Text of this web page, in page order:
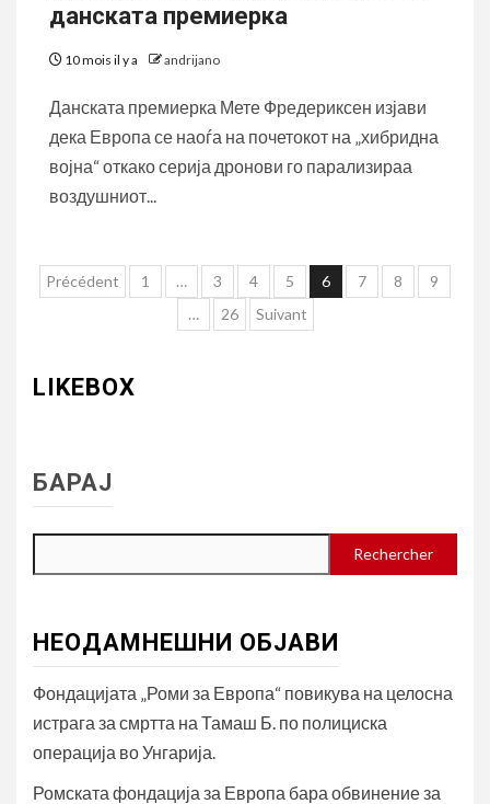
данската премиерка
10 mois il y a andrijano
Данската премиерка Мете Фредериксен изјави
дека Европа се наоѓа на почетокот на „хибридна
војна“ откако серија дронови го парализираа
воздушниот...
Pagination
Précédent 1 … 3 4 5 6 7 8
9
…
26 Suivant
LIKEBOX
БАРАЈ
Rechercher
НЕОДАМНЕШНИ ОБЈАВИ
Фондацијата „Роми за Европа“ повикува на целосна
истрага за смртта на Тамаш Б. по полициска
операција во Унгарија.
Ромската фондација за Европа бара обвинение за